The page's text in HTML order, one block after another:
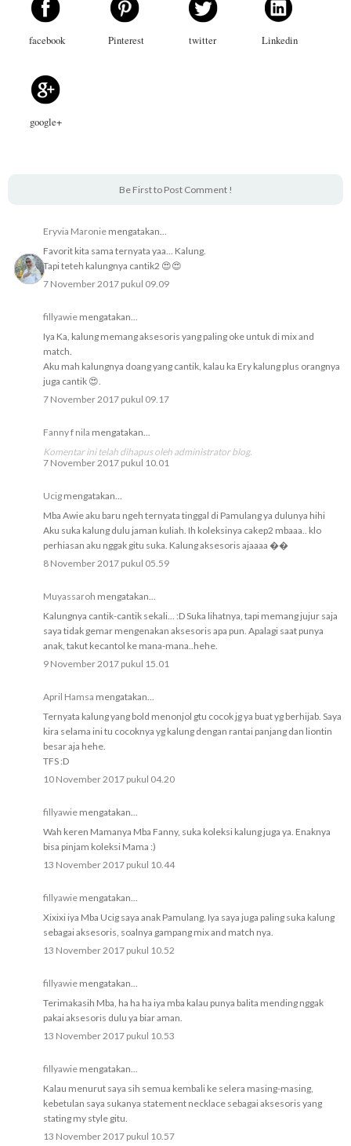
facebook Pinterest twitter Linkedin
google+
Be First to Post Comment !
Eryvia Maronie mengatakan...
Favorit kita sama ternyata yaa... Kalung.
Tapi teteh kalungnya cantik2 😍😍
7 November 2017 pukul 09.09
fillyawie mengatakan...
Iya Ka, kalung memang aksesoris yang paling oke untuk di mix and
match.
Aku mah kalungnya doang yang cantik, kalau ka Ery kalung plus orangnya
juga cantik 😍.
7 November 2017 pukul 09.17
Fanny f nila mengatakan...
Komentar ini telah dihapus oleh administrator blog.
7 November 2017 pukul 10.01
Ucig mengatakan...
Mba Awie aku baru ngeh ternyata tinggal di Pamulang ya dulunya hihi
Aku suka kalung dulu jaman kuliah. Ih koleksinya cakep2 mbaaa.. klo
perhiasan aku nggak gitu suka. Kalung aksesoris ajaaaa ��
8 November 2017 pukul 05.59
Muyassaroh mengatakan...
Kalungnya cantik-cantik sekali... :D Suka lihatnya, tapi memang jujur saja
saya tidak gemar mengenakan aksesoris apa pun. Apalagi saat punya
anak, takut kecantol ke mana-mana..hehe.
9 November 2017 pukul 15.01
April Hamsa mengatakan...
Ternyata kalung yang bold menonjol gtu cocok jg ya buat yg berhijab. Saya
kira selama ini tu cocoknya yg kalung dengan rantai panjang dan liontin
besar aja hehe.
TFS :D
10 November 2017 pukul 04.20
fillyawie mengatakan...
Wah keren Mamanya Mba Fanny, suka koleksi kalung juga ya. Enaknya
bisa pinjam koleksi Mama :)
13 November 2017 pukul 10.44
fillyawie mengatakan...
Xixixi iya Mba Ucig saya anak Pamulang. Iya saya juga paling suka kalung
sebagai aksesoris, soalnya gampang mix and match nya.
13 November 2017 pukul 10.52
fillyawie mengatakan...
Terimakasih Mba, ha ha ha iya mba kalau punya balita mending nggak
pakai aksesoris dulu ya biar aman.
13 November 2017 pukul 10.53
fillyawie mengatakan...
Kalau menurut saya sih semua kembali ke selera masing-masing,
kebetulan saya sukanya statement necklace sebagai aksesoris yang
stating my style gitu.
13 November 2017 pukul 10.57